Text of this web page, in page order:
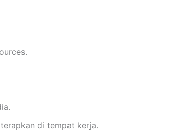
di tempat kerja.